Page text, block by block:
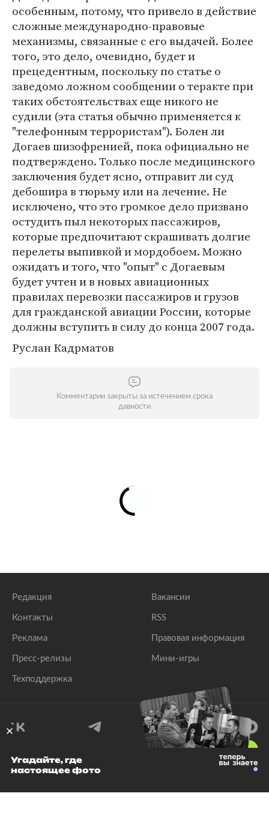
особенным, потому, что привело в действие
сложные международно-правовые
механизмы, связанные с его выдачей. Более
того, это дело, очевидно, будет и
прецедентным, поскольку по статье о
заведомо ложном сообщении о теракте при
таких обстоятельствах еще никого не
судили (эта статья обычно применяется к
"телефонным террористам"). Болен ли
Догаев шизофренией, пока официально не
подтверждено. Только после медицинского
заключения будет ясно, отправит ли суд
дебошира в тюрьму или на лечение. Не
исключено, что это громкое дело призвано
остудить пыл некоторых пассажиров,
которые предпочитают скрашивать долгие
перелеты выпивкой и мордобоем. Можно
ожидать и того, что "опыт" с Догаевым
будет учтен и в новых авиационных
правилах перевозки пассажиров и грузов
для гражданской авиации России, которые
должны вступить в силу до конца 2007 года.
Руслан Кадрматов
Комментарии закрыты за истечением срока
давности
Редакция
Контакты
Реклама
Пресс-релизы
Техподдержка
Вакансии
RSS
Правовая информация
Мини-игры
© 1999–2026 Все права защищены.
Угадайте, где
настоящее фото